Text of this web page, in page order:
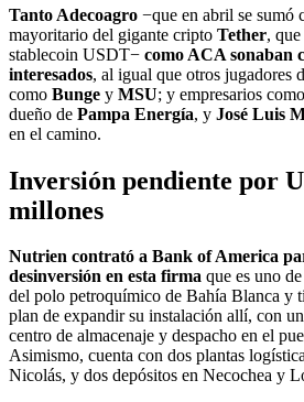
Tanto Adecoagro −que en abril se sumó
mayoritario del gigante cripto Tether, que
stablecoin USDT− como ACA sonaban
interesados, al igual que otros jugadores
como Bunge y MSU; y empresarios como
dueño de Pampa Energía, y José Luis
en el camino.
Inversión pendiente por
millones
Nutrien contrató a Bank of America
desinversión en esta firma que es uno
del polo petroquímico de Bahía Blanca y
plan de expandir su instalación allí, con
centro de almacenaje y despacho en el
Asimismo, cuenta con dos plantas
Nicolás, y dos depósitos en Necochea y